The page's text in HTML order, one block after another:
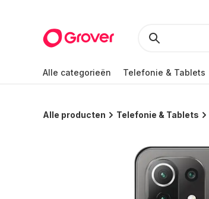
Alle categorieën Telefonie & Tablets
Alle producten Telefonie & Tablets